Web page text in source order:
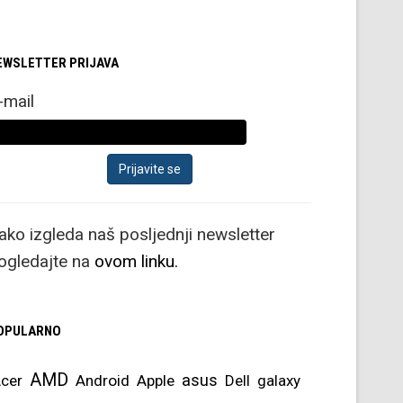
PRIJAVA
mail
izgleda naš posljednji newsletter
na ovom linku.
AMD Android Apple asus Dell galaxy